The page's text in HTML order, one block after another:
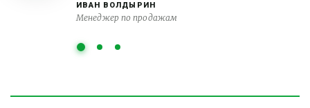
ИВАН ВОЛДЫРИН
Менеджер по продажам